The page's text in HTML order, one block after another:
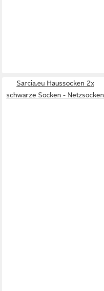
Sarcia.eu Haussocken 2x
schwarze Socken - Netzsocken